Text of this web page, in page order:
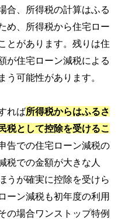
合、所得税の計算はふる
め、所得税から住宅ロー
とがあります。残りは住
が住宅ローン減税による
う可能性があります。
れば所得税からはふるさ
税として控除を受けるこ
告での住宅ローン減税の
税での金額が大きな人
うが確実に控除を受けら
ーン減税も初年度の利用
の場合ワンストップ特例